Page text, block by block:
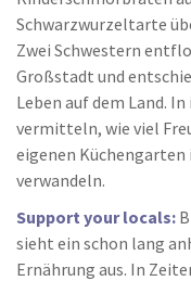
Schwarzwurzeltarte
Zwei Schwestern
Großstadt und
Leben auf dem Land.
vermitteln, wie viel
eigenen
verwandeln.
Support your locals:
sieht ein schon lang
Ernährung aus. In